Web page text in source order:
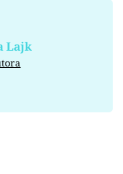
Lajk